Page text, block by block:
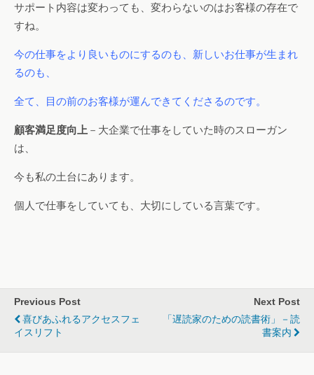
サポート内容は変わっても、変わらないのはお客様の存在で
すね。
今の仕事をより良いものにするのも、新しいお仕事が生まれ
るのも、
全て、目の前のお客様が運んできてくださるのです。
顧客満足度向上 －大企業で仕事をしていた時のスローガン
は、
今も私の土台にあります。
個人で仕事をしていても、大切にしている言葉です。
Previous Post
喜びあふれるアクセスフェ
イスリフト
Next Post
「遅読家のための読書術」－読
書案内